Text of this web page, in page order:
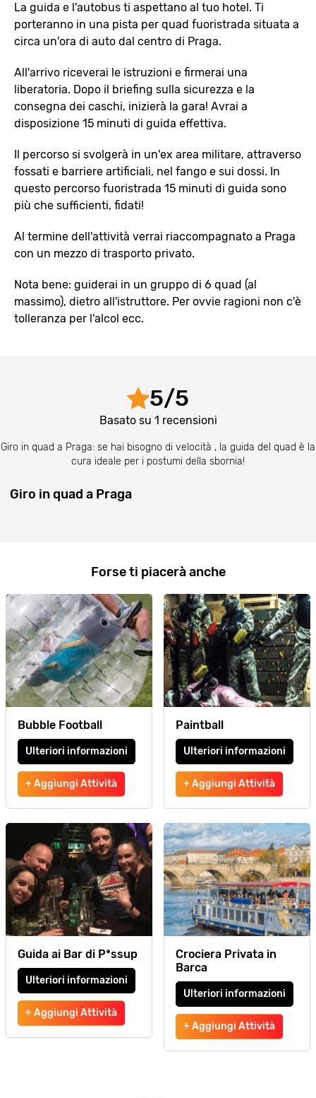
La guida e l'autobus ti aspettano al tuo hotel. Ti
porteranno in una pista per quad fuoristrada situata a
circa un'ora di auto dal centro di Praga.
All'arrivo riceverai le istruzioni e firmerai una
liberatoria. Dopo il briefing sulla sicurezza e la
consegna dei caschi, inizierà la gara! Avrai a
disposizione 15 minuti di guida effettiva.
Il percorso si svolgerà in un'ex area militare, attraverso
fossati e barriere artificiali, nel fango e sui dossi. In
questo percorso fuoristrada 15 minuti di guida sono
più che sufficienti, fidati!
Al termine dell'attività verrai riaccompagnato a Praga
con un mezzo di trasporto privato.
Nota bene: guiderai in un gruppo di 6 quad (al
massimo), dietro all'istruttore. Per ovvie ragioni non c'è
tolleranza per l'alcol ecc.
5/5
Basato su 1 recensioni
Giro in quad a Praga: se hai bisogno di velocità , la guida del quad è la
cura ideale per i postumi della sbornia!
Giro in quad a Praga
Forse ti piacerà anche
Bubble Football
Ulteriori informazioni
+ Aggiungi Attività
Paintball
Ulteriori informazioni
+ Aggiungi Attività
Guida ai Bar di P*ssup
Ulteriori informazioni
+ Aggiungi Attività
Crociera Privata in
Barca
Ulteriori informazioni
+ Aggiungi Attività